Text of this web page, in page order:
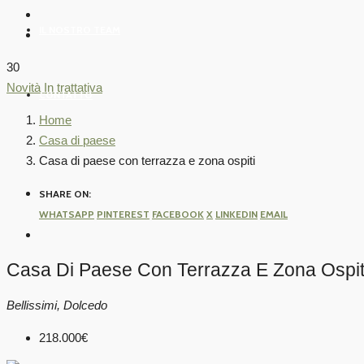
CONTATTO
30
Novità In trattativa
Home
Casa di paese
Casa di paese con terrazza e zona ospiti
SHARE ON:
WHATSAPP PINTEREST FACEBOOK X LINKEDIN EMAIL
Casa Di Paese Con Terrazza E Zona
Bellissimi, Dolcedo
218.000€